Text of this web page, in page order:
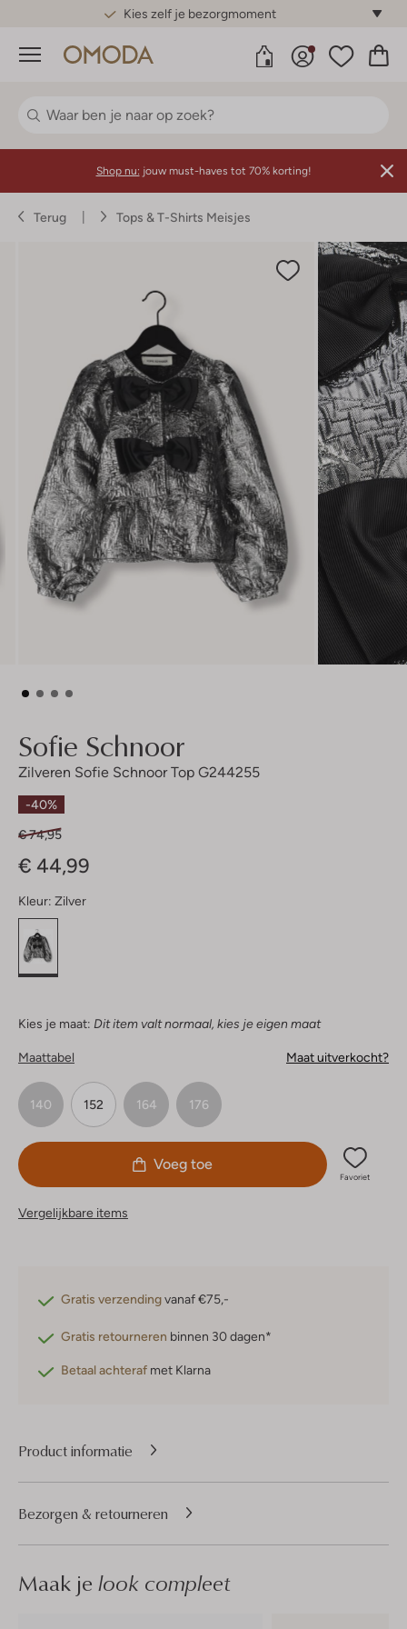
Gratis standaard verzending*
Menu
Shop nu: jouw must-haves tot 70% korting!
Terug Tops & T-Shirts Meisjes
Sofie Schnoor
Zilveren Sofie Schnoor Top G244255
-40%
€ 74,95
€ 44,99
Kleur: Zilver
Kies je maat: Dit item valt normaal, kies je eigen maat
Maattabel Maat uitverkocht?
140 152 164 176
Voeg toe
Favoriet
Vergelijkbare items
Gratis verzendingvanaf €75,-
Gratis retourneren binnen 30 dagen*
Betaal achteraf met Klarna
Product informatie
Bezorgen & retourneren
Maak je look compleet